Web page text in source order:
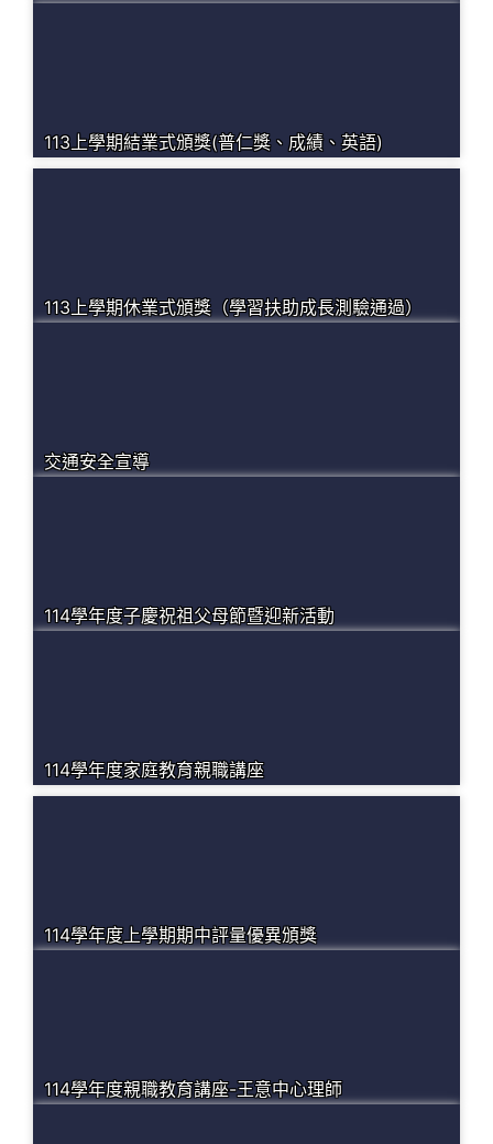
113上學期結業式頒獎(普仁獎、成績、英語)
113上學期休業式頒獎（學習扶助成長測驗通過）
交通安全宣導
114學年度子慶祝祖父母節暨迎新活動
114學年度家庭教育親職講座
114學年度上學期期中評量優異頒獎
114學年度親職教育講座-王意中心理師